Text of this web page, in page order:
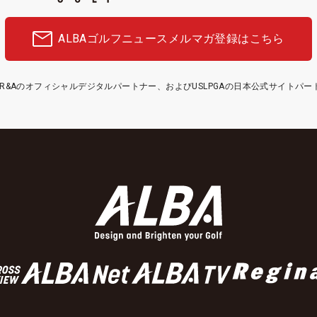
ALBAゴルフニュース メルマガ登録はこちら
のオフィシャルデジタルパートナー、およびUSLPGAの日本公式サイトパー